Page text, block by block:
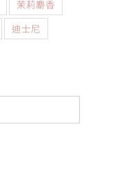
茉莉麝香
迪士尼